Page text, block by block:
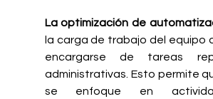
La optimización de
la carga de trabajo del equipo
encargarse de tareas
administrativas. Esto permite
se enfoque en